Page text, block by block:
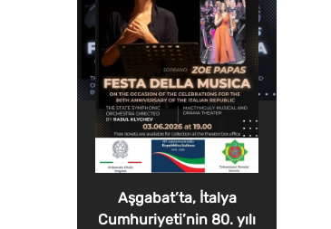
Aşgabat’ta, İtalya
Cumhuriyeti’nin 80. yılı